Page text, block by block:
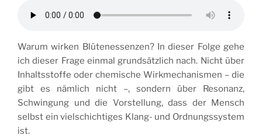
Warum wirken Blütenessenzen? In dieser Folge gehe
ich dieser Frage einmal grundsätzlich nach. Nicht über
Inhaltsstoffe oder chemische Wirkmechanismen – die
gibt es nämlich nicht –, sondern über Resonanz,
Schwingung und die Vorstellung, dass der Mensch
selbst ein vielschichtiges Klang- und Ordnungssystem
ist.